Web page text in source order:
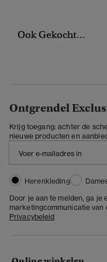
Ook Gekocht...
Ontgrendel
Krijg toegang: achter de
nieuwe producten en
Herenkleding
Door je aan te melden, ga je
marketingcommunicatie van
Privacybeleid